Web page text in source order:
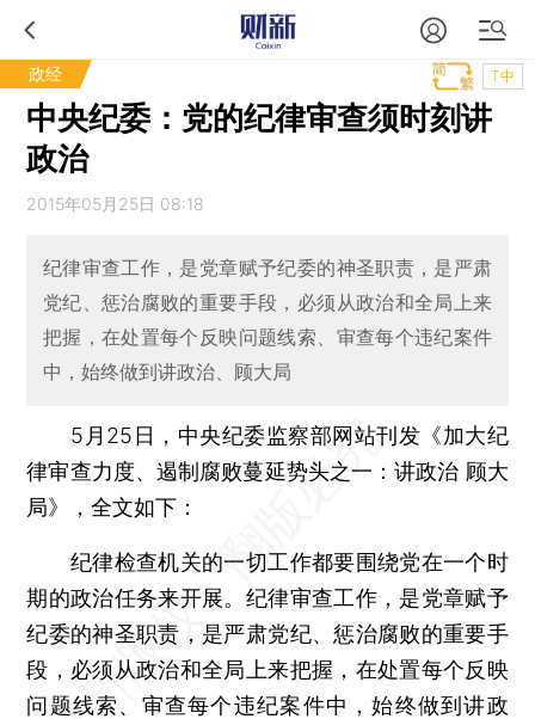
政经 T中
中央纪委：党的纪律审查须时刻讲
政治
2015年05月25日 08:18
纪律审查工作，是党章赋予纪委的神圣职责，是严肃
党纪、惩治腐败的重要手段，必须从政治和全局上来
把握，在处置每个反映问题线索、审查每个违纪案件
中，始终做到讲政治、顾大局
5月25日，中央纪委监察部网站刊发《加大纪
律审查力度、遏制腐败蔓延势头之一：讲政治 顾大
局》，全文如下：
纪律检查机关的一切工作都要围绕党在一个时
期的政治任务来开展。纪律审查工作，是党章赋予
纪委的神圣职责，是严肃党纪、惩治腐败的重要手
段，必须从政治和全局上来把握，在处置每个反映
问题线索、审查每个违纪案件中，始终做到讲政